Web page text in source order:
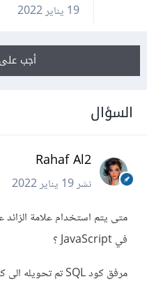
19 يناير 2022
أجب
السؤال
Rahaf Al2
نشر19 يناير 2022
في JavaScript ؟